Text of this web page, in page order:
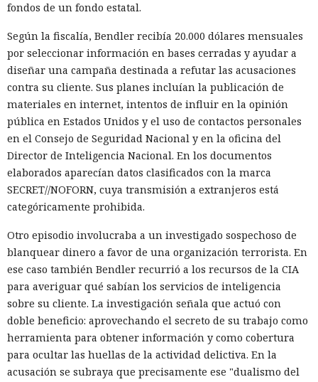
fondos de un fondo estatal.
Según la fiscalía, Bendler recibía 20.000 dólares mensuales
por seleccionar información en bases cerradas y ayudar a
diseñar una campaña destinada a refutar las acusaciones
contra su cliente. Sus planes incluían la publicación de
materiales en internet, intentos de influir en la opinión
pública en Estados Unidos y el uso de contactos personales
en el Consejo de Seguridad Nacional y en la oficina del
Director de Inteligencia Nacional. En los documentos
elaborados aparecían datos clasificados con la marca
SECRET//NOFORN, cuya transmisión a extranjeros está
categóricamente prohibida.
Otro episodio involucraba a un investigado sospechoso de
blanquear dinero a favor de una organización terrorista. En
ese caso también Bendler recurrió a los recursos de la CIA
para averiguar qué sabían los servicios de inteligencia
sobre su cliente. La investigación señala que actuó con
doble beneficio: aprovechando el secreto de su trabajo como
herramienta para obtener información y como cobertura
para ocultar las huellas de la actividad delictiva. En la
acusación se subraya que precisamente ese "dualismo del